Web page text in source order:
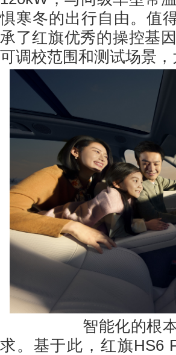
惧寒冬的出行自由。值
承了红旗优秀的操控基
可调校范围和测试场景
智能化的根本，
求。基于此，红旗HS6